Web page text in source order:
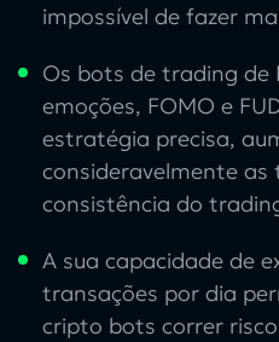
impossível de fazer
Os bots de trading de
emoções, FOMO e
estratégia precisa,
consideravelmente as
consistência do
A sua capacidade de
transações por dia
cripto bots correr